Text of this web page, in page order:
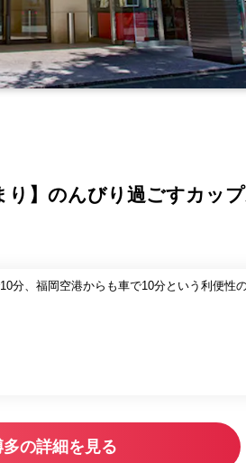
り】のんびり過ごすカッ
分、福岡空港からも車で10分という利便性
の詳細を見る